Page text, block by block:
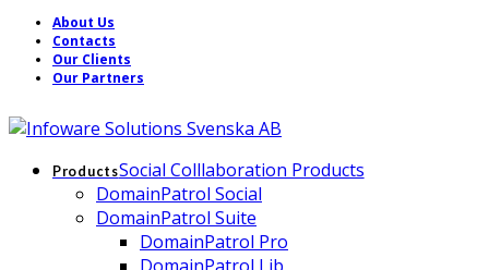
About Us
Contacts
Our Clients
Our Partners
ProductsSocial Colllaboration Products
DomainPatrol Social
DomainPatrol Suite
DomainPatrol Pro